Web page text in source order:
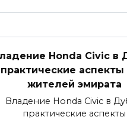
Honda Civic в
практические
жителей эмирата
Владение Honda Civic в
практические аспекты